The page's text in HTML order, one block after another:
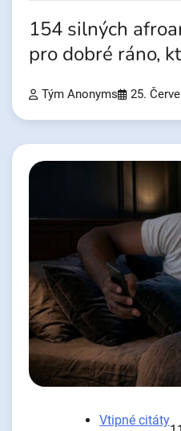
154 silných
pro dobré ráno,
Tým Anonyms 25.
Vtipné citáty